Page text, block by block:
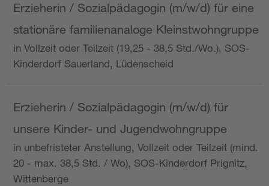
Erzieherin / Sozialpädagogin (m/w/d) für eine
stationäre familienanaloge Kleinstwohngruppe
in Vollzeit oder Teilzeit (19,25 - 38,5 Std./Wo.), SOS-
Kinderdorf Sauerland, Lüdenscheid
Erzieherin / Sozialpädagogin (m/w/d) für
unsere Kinder- und Jugendwohngruppe
in unbefristeter Anstellung, Vollzeit oder Teilzeit (mind.
20 - max. 38,5 Std. / Wo), SOS-Kinderdorf Prignitz,
Wittenberge